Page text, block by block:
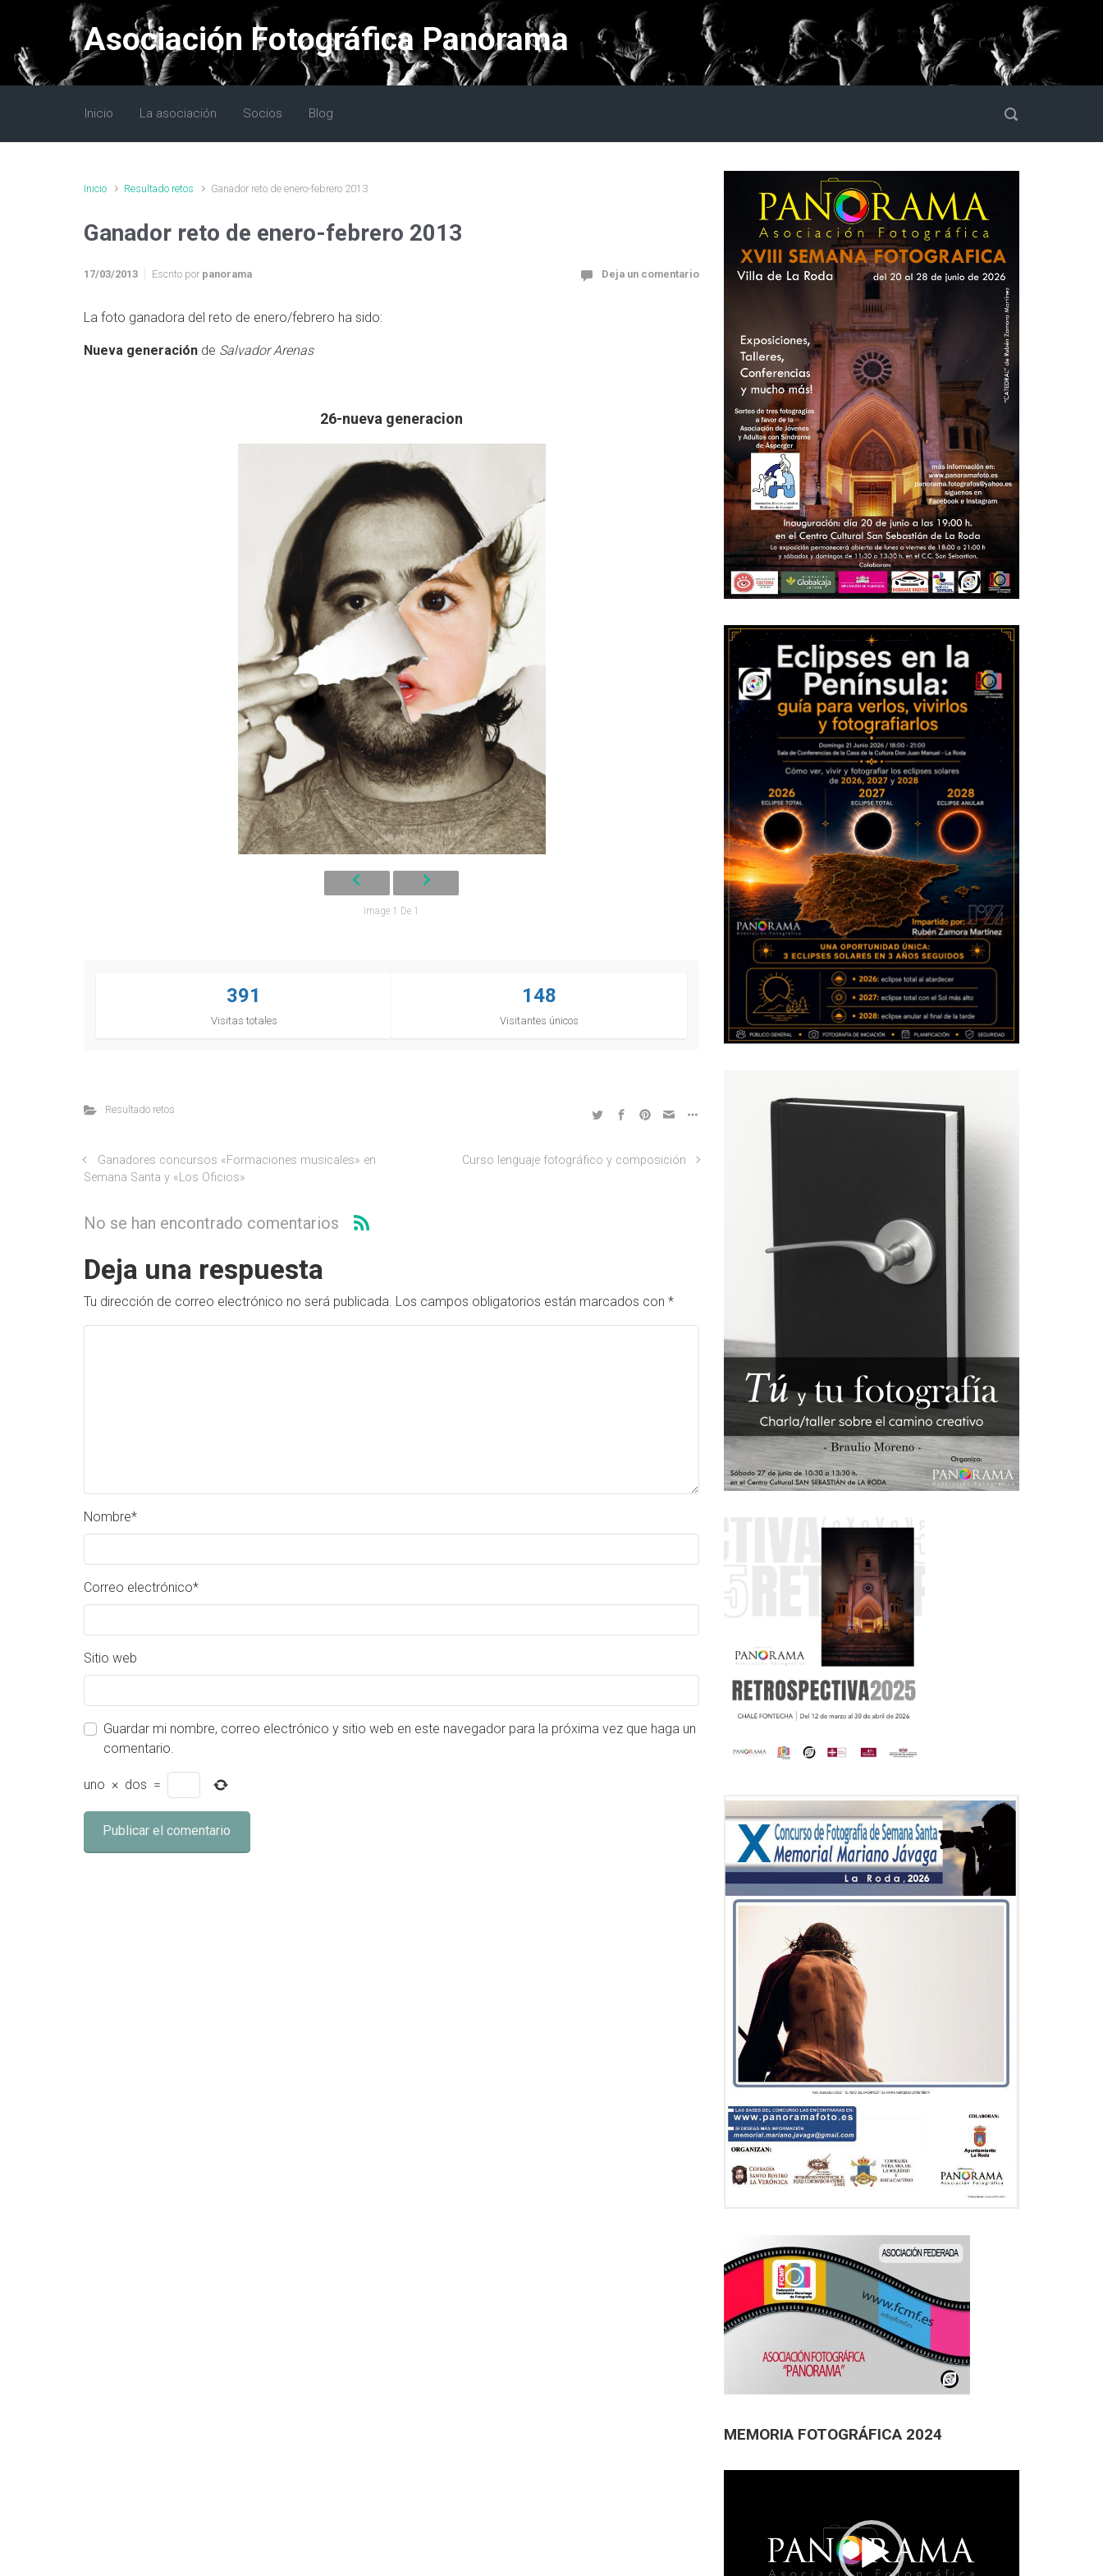
Saltar al contenido principal
Asociación Fotográfica Panorama
Inicio La asociación Socios Blog
Inicio Resultado retos Ganador reto de enero-febrero 2013
Ganador reto de enero-febrero 2013
17/03/2013 Escrito por panorama Deja un comentario
La foto ganadora del reto de enero/febrero ha sido:
Nueva generación de Salvador Arenas
26-nueva generacion
Image 1 De 1
391
Visitas totales
148
Visitantes únicos
Resultado retos
Ganadores concursos «Formaciones musicales» en
Semana Santa y «Los Oficios»
Curso lenguaje fotográfico y composición
No se han encontrado comentarios
Deja una respuesta
Tu dirección de correo electrónico no será publicada. Los campos obligatorios están marcados con *
Nombre*
Correo electrónico*
Sitio web
Guardar mi nombre, correo electrónico y sitio web en este navegador para la próxima vez que haga un
comentario.
uno × dos =
MEMORIA FOTOGRÁFICA 2024